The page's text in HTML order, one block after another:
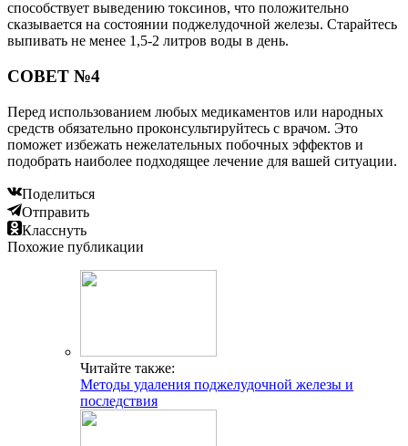
способствует выведению токсинов, что положительно
сказывается на состоянии поджелудочной железы. Старайтесь
выпивать не менее 1,5-2 литров воды в день.
СОВЕТ №4
Перед использованием любых медикаментов или народных
средств обязательно проконсультируйтесь с врачом. Это
поможет избежать нежелательных побочных эффектов и
подобрать наиболее подходящее лечение для вашей ситуации.
Поделиться
Отправить
Класснуть
Похожие публикации
Читайте также:
Методы удаления поджелудочной железы и
последствия